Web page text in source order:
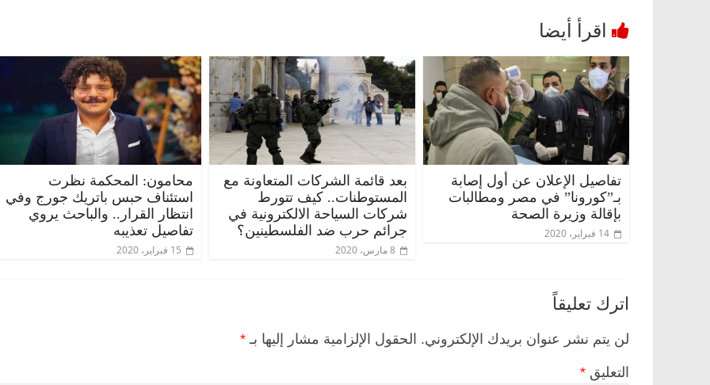
تفاصيل الإعلان عن أول إصابة
بـ”كورونا” في مصر ومطالبات
بإقالة وزيرة الصحة
14 فبراير، 2020
بعد قائمة الشركات المتعاونة مع
المستوطنات.. كيف تتورط
شركات السياحة الالكترونية في
جرائم حرب ضد الفلسطينين؟
8 مارس، 2020
محامون: المحكمة نظرت
استئناف حبس باتريك جورج وفي
انتظار القرار.. والباحث يروي
تفاصيل تعذيبه
15 فبراير، 2020
اترك تعليقاً
لن يتم نشر عنوان بريدك الإلكتروني. الحقول الإلزامية مشار إليها بـ *
التعليق *